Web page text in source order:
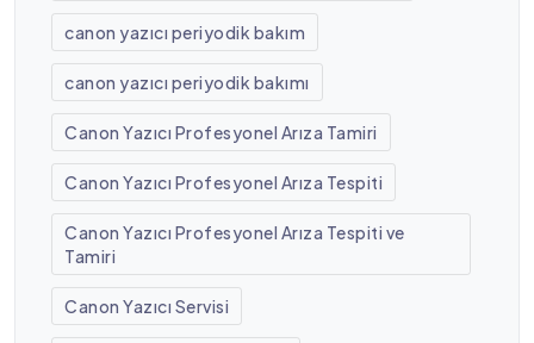
canon yazıcı periyodik bakım
canon yazıcı periyodik bakımı
Canon Yazıcı Profesyonel Arıza Tamiri
Canon Yazıcı Profesyonel Arıza Tespiti
Canon Yazıcı Profesyonel Arıza Tespiti ve
Tamiri
Canon Yazıcı Servisi